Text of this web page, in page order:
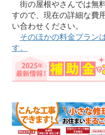
街の屋根やさんでは無
すので、現在の詳細な費
い合わせください。
そのほかの料金プラン
す。